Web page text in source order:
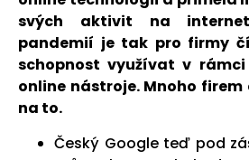
svých aktivit na
pandemií je tak pro firmy
schopnost využívat v
online nástroje. Mnoho
na to.
Český Google teď pod